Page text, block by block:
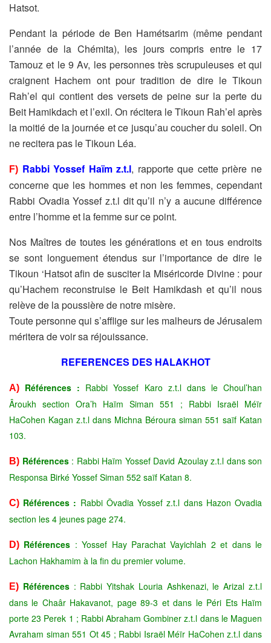
Hatsot.
Pendant la période de Ben Hamétsarim (même pendant
l’année de la Chémita), les jours compris entre le 17
Tamouz et le 9 Av, les personnes très scrupuleuses et qui
craignent Hachem ont pour tradition de dire le Tikoun
Rah’el qui contient des versets de peine sur la perte du
Beit Hamikdach et l’exil. On récitera le Tikoun Rah’el après
la moitié de la journée et ce jusqu’au coucher du soleil. On
ne recitera pas le Tikoun Léa.
F) Rabbi Yossef Haïm z.t.l, rapporte que cette prière ne
concerne que les hommes et non les femmes, cependant
Rabbi Ovadia Yossef z.t.l dit qu’il n’y a aucune différence
entre l’homme et la femme sur ce point.
Nos Maîtres de toutes les générations et en tous endroits
se sont longuement étendus sur l’importance de dire le
Tikoun ‘Hatsot afin de susciter la Miséricorde Divine : pour
qu’Hachem reconstruise le Beit Hamikdash et qu’il nous
relève de la poussière de notre misère.
Toute personne qui s’afflige sur les malheurs de Jérusalem
méritera de voir sa réjouissance.
REFERENCES DES HALAKHOT
A) Références : Rabbi Yossef Karo z.t.l dans le Choul’han
Âroukh section Ora’h Haïm Siman 551 ; Rabbi Israël Méïr
HaCohen Kagan z.t.l dans Michna Béroura siman 551 saïf Katan
103.
B) Références: Rabbi Haïm Yossef David Azoulay z.t.l dans son
Responsa Birké Yossef Siman 552 saïf Katan 8.
C) Références : Rabbi Ôvadia Yossef z.t.l dans Hazon Ovadia
section les 4 jeunes page 274.
D) Références : Yossef Hay Parachat Vayichlah 2 et dans le
Lachon Hakhamim à la fin du premier volume.
E) Références: Rabbi Yitshak Louria Ashkenazi, le Arizal z.t.l
dans le Chaâr Hakavanot, page 89-3 et dans le Péri Ets Haïm
porte 23 Perek 1 ; Rabbi Abraham Gombiner z.t.l dans le Maguen
Avraham siman 551 Ot 45 ; Rabbi Israël Méïr HaCohen z.t.l dans